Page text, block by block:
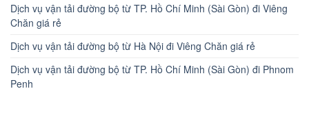
Dịch vụ vận tải đường bộ từ TP. Hồ Chí Minh (Sài Gòn) đi Viêng
Chăn giá rẻ
Dịch vụ vận tải đường bộ từ Hà Nội đi Viêng Chăn giá rẻ
Dịch vụ vận tải đường bộ từ TP. Hồ Chí Minh (Sài Gòn) đi Phnom
Penh